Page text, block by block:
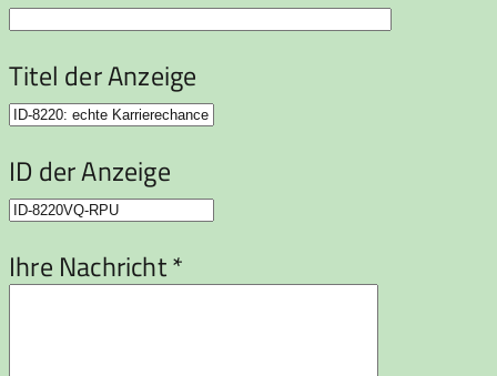
Titel der Anzeige
ID der Anzeige
Ihre Nachricht *